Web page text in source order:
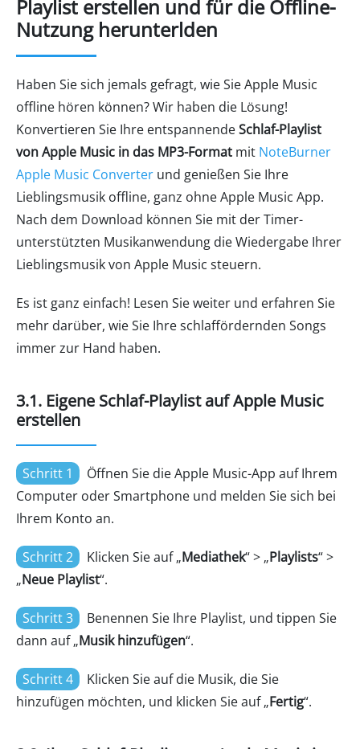
Playlist erstellen und für die Offline-
Nutzung herunterlden
Haben Sie sich jemals gefragt, wie Sie Apple Music
offline hören können? Wir haben die Lösung!
Konvertieren Sie Ihre entspannendeSchlaf-Playlist
von Apple Music in das MP3-Format mit NoteBurner
Apple Music Converter und genießen Sie Ihre
Lieblingsmusik offline, ganz ohne Apple Music App.
Nach dem Download können Sie mit der Timer-
unterstützten Musikanwendung die Wiedergabe Ihrer
Lieblingsmusik von Apple Music steuern.
Es ist ganz einfach! Lesen Sie weiter und erfahren Sie
mehr darüber, wie Sie Ihre schlaffördernden Songs
immer zur Hand haben.
3.1. Eigene Schlaf-Playlist auf Apple Music
erstellen
Schritt 1
Öffnen Sie die Apple Music-App auf Ihrem
Computer oder Smartphone und melden Sie sich bei
Ihrem Konto an.
Schritt 2 Klicken Sie auf „Mediathek“ > „Playlists“ >
„Neue Playlist“.
Schritt 3
Benennen Sie Ihre Playlist, und tippen Sie
dann auf „Musik hinzufügen“.
Schritt 4
Klicken Sie auf die Musik, die Sie
hinzufügen möchten, und klicken Sie auf „Fertig“.